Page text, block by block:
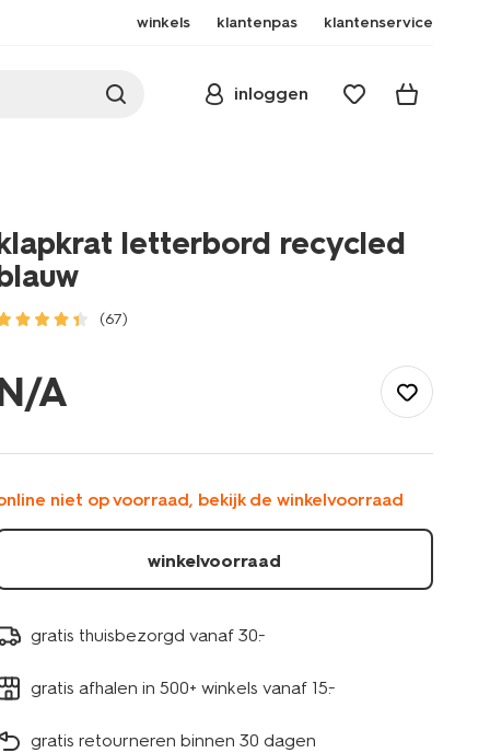
winkels klantenpas klantenservice
inloggen
letterbord recycled
(67)
slapen/opbergen/krat/klapkrat-
letterbord-
recycled-
A
niet op voorraad, bekijk de winkelvoorraad
winkelvoorraad
gratis thuisbezorgd vanaf 30.-
gratis afhalen in 500+ winkels vanaf 15.-
gratis retourneren binnen 30 dagen